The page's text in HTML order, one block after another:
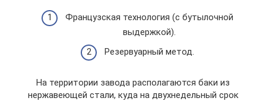
Французская технология (с бутылочной
выдержкой).
Резервуарный метод.
На территории завода располагаются баки из
нержавеющей стали, куда на двухнедельный срок